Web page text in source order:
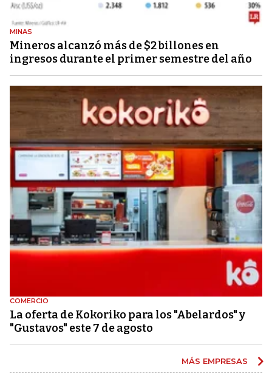
MINAS
Mineros alcanzó más de $2 billones en
ingresos durante el primer semestre del año
COMERCIO
La oferta de Kokoriko para los "Abelardos" y
"Gustavos" este 7 de agosto
MÁS EMPRESAS